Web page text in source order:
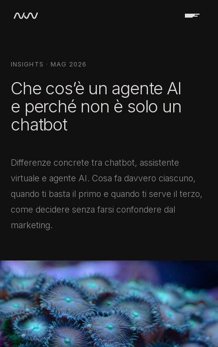
INSIGHTS · MAG 2026
Che cos’è un agente AI
e perché non è solo un
chatbot
Differenze concrete tra chatbot, assistente
virtuale e agente AI. Cosa fa davvero ciascuno,
quando ti basta il primo e quando ti serve il terzo,
come decidere senza farsi confondere dal
marketing.